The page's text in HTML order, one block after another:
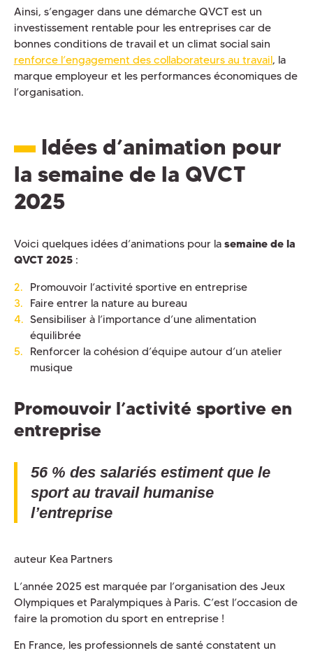
Ainsi, s’engager dans une démarche QVCT est un
investissement rentable pour les entreprises car de
bonnes conditions de travail et un climat social sain
renforce l’engagement des collaborateurs au travail, la
marque employeur et les performances économiques de
l’organisation.
Idées d’animation pour
la semaine de la QVCT
2025
Voici quelques idées d’animations pour la semaine de la
QVCT 2025:
Promouvoir l’activité sportive en entreprise
Faire entrer la nature au bureau
Sensibiliser à l’importance d’une alimentation
équilibrée
Renforcer la cohésion d’équipe autour d’un atelier
musique
Promouvoir l’activité sportive en
entreprise
56 % des salariés estiment que le
sport au travail humanise
l’entreprise
auteur Kea Partners
L’année 2025 est marquée par l’organisation des Jeux
Olympiques et Paralympiques à Paris. C’est l’occasion de
faire la promotion du sport en entreprise !
En France, les professionnels de santé constatent un